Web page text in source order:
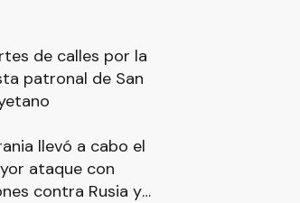
de calles por la
patronal de San
llevó a cabo el
ataque con
contra Rusia y